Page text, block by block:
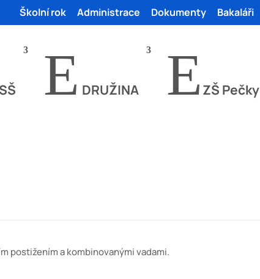
Školní rok Administrace Dokumenty Bakaláři
SŠ E DRUŽINA E ZŠ Pečky
postižením a kombinovanými vadami.